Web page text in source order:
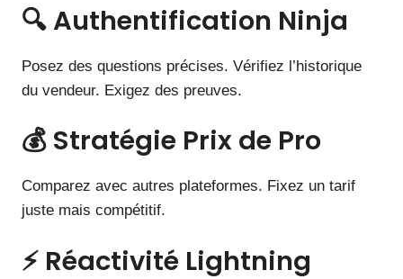
🔍 Authentification Ninja
Posez des questions précises. Vérifiez l’historique
du vendeur. Exigez des preuves.
💰 Stratégie Prix de Pro
Comparez avec autres plateformes. Fixez un tarif
juste mais compétitif.
⚡ Réactivité Lightning